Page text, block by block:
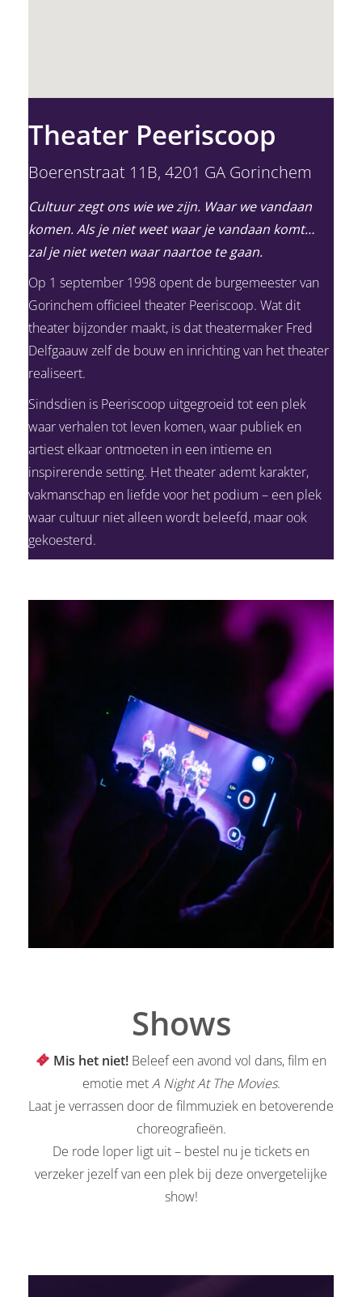
Theater Peeriscoop
Boerenstraat 11B, 4201 GA Gorinchem
Cultuur zegt ons wie we zijn. Waar we vandaan
komen. Als je niet weet waar je vandaan komt…
zal je niet weten waar naartoe te gaan.
Op 1 september 1998 opent de burgemeester van
Gorinchem officieel theater Peeriscoop. Wat dit
theater bijzonder maakt, is dat theatermaker Fred
Delfgaauw zelf de bouw en inrichting van het theater
realiseert.
Sindsdien is Peeriscoop uitgegroeid tot een plek
waar verhalen tot leven komen, waar publiek en
artiest elkaar ontmoeten in een intieme en
inspirerende setting. Het theater ademt karakter,
vakmanschap en liefde voor het podium – een plek
waar cultuur niet alleen wordt beleefd, maar ook
gekoesterd.
Shows
Mis het niet! Beleef een avond vol dans, film en
emotie metA Night At The Movies.
Laat je verrassen door de filmmuziek en betoverende
choreografieën.
De rode loper ligt uit – bestel nu je tickets en
verzeker jezelf van een plek bij deze onvergetelijke
show!